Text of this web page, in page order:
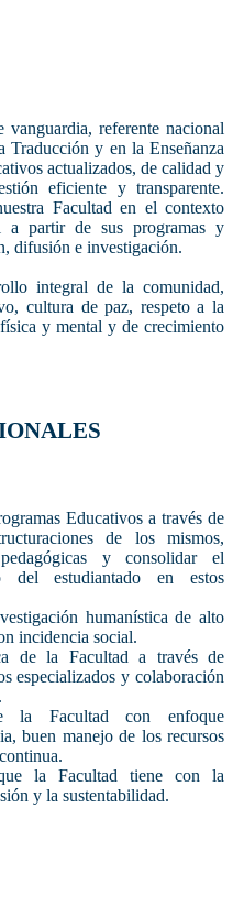
vanguardia, referente nacional
y en la Enseñanza
actualizados, de calidad y
eficiente y transparente.
Facultad en el contexto
a partir de sus programas y
difusión e investigación.
integral de la comunidad,
cultura de paz, respeto a la
y mental y de crecimiento
Educativos a través de
de los mismos,
y consolidar el
del estudiantado en estos
humanística de alto
incidencia social.
de la Facultad a través de
especializados y colaboración
la Facultad con enfoque
buen manejo de los recursos
la Facultad tiene con la
y la sustentabilidad.